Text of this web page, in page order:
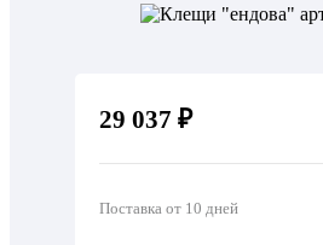
29 037 ₽
Поставка от 10 дней